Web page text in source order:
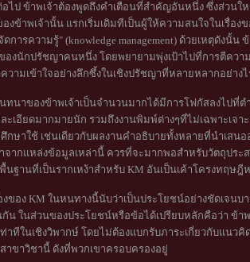
ไป ข้าพเจ้าต้องพูดถึงคำเตือนที่สำคัญอันหนึ่ง ซึ่งส่วน
งข้าพเจ้านั้น แรกเริ่มเดิมทีเป็นผู้ให้ความสนใจในเรื่อ
การความรู้" (knowledge management) ด้วยเหตุดังนั้
งนักปรัชญาคนหนึ่ง โดยพยายามพุ่งเป้าไปที่การตีความ
วามเข้าใจอย่างลึกซึ้งในเชิงปรัชญาที่หลายหลากอย่างไ
ทนาของข้าพเจ้าเป็นจำนวนมากได้มีการโฟกัสลงไปที่ต
ะเอียดมากมายนัก รวมถึงงานพิมพ์ต่างๆที่ไม่เฉพาะเจ
กษาใช้ เช่นเดียวกับผลงานคำอธิบายทั้งหลายที่นำเสน
จากแหล่งข้อมูลเหล่านี้ ควรที่จะมากพอสำหรับวัตถุประ
นฐานที่เป็นรากเหง้าสำหรับ KM อันเป็นเค้าโครงทฤษฎี
งของ KM ในหนทางนี้นับว่าเป็นประโยชน์อย่างชัดเจน
น ในส่วนของประโยชน์หรือข้อได้เปรียบหลักคือว่า ข้าพ
าทีในเชิงวิพากษ์ โดยไม่ต้องแบกรับภาระเกี่ยวกับแน
าขาวิชานี้ ดังที่พวกเขาครอบครองอยู่